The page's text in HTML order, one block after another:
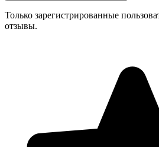
Только зарегистрированные
отзывы.